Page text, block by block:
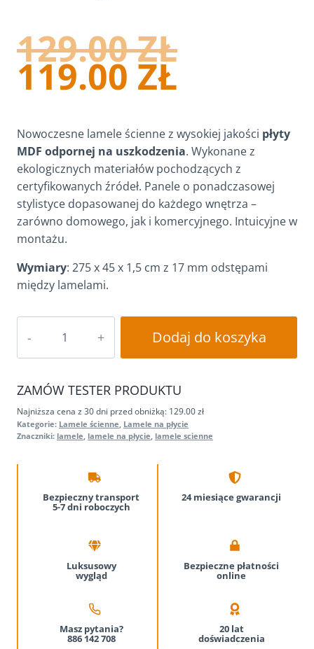
129.00ZŁ
129.00
119.00 ZŁ
119.00
Nowoczesne lamele ścienne z wysokiej jakości płyty
MDF odpornej na uszkodzenia. Wykonane z
ekologicznych materiałów pochodzących z
certyfikowanych źródeł. Panele o ponadczasowej
stylistyce dopasowanej do każdego wnętrza –
zarówno domowego, jak i komercyjnego. Intuicyjne w
montażu.
Wymiary: 275 x 45 x 1,5 cm z 17 mm odstępami
między lamelami.
Lamele
Ścienne
Płycie
275x45cm
Panele
ZŁOTE
Dodaj do koszyka
ZAMÓW TESTER PRODUKTU
Najniższa cena z 30 dni przed obniżką: 129.00 zł
Kategorie: Lamele ścienne Lamele na płycie
Znaczniki: lamele lamele na płycie lamele scienne
Bezpieczny transport
5-7 dni roboczych
24 miesiącegwarancji
Luksusowy
wygląd
Bezpieczne płatności
online
Masz pytania?
886 142 708
20 lat
doświadczenia